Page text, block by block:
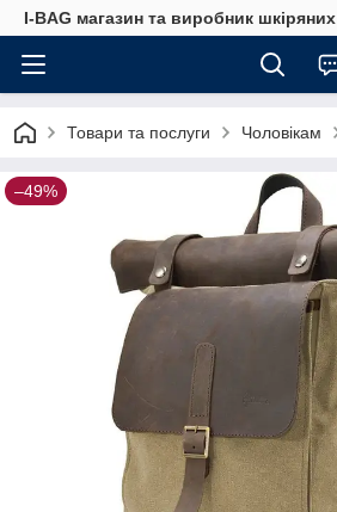
I-BAG магазин та виробник
Товари та послуги Чоловікам
–49%